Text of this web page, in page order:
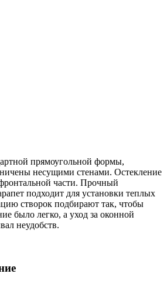
прямоугольной формы,
несущими стенами. Остекление
части. Прочный
подходит для установки теплых
створок подбирают так, чтобы
было легко, а уход за оконной
неудобств.